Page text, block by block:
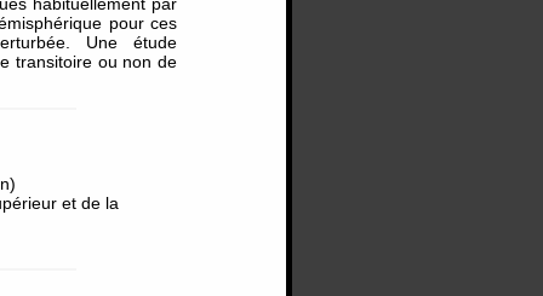
pour ces
Une étude
transitoire ou non de
et de la